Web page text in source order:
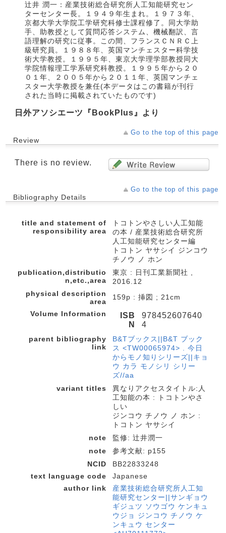
辻井 潤一：産業技術総合研究所人工知能研究セン
ターセンター長。１９４９年生まれ。１９７３年、
京都大学大学院工学研究科修士課程修了。同大学助
手、助教授として質問応答システム、機械翻訳、言
語理解の研究に従事。この間、フランスＣＮＲＣ上
級研究員。１９８８年、英国マンチェスター科学技
術大学教授。１９９５年、東京大学理学部教授同大
学院情報理工学系研究科教授。１９９５年から２０
０１年、２００５年から２０１１年、英国マンチェ
スター大学教授を兼任(本データはこの書籍が刊行
された当時に掲載されていたものです)
日外アソシエーツ『BookPlus』より
Go to the top of this page
Review
There is no review.
Go to the top of this page
Bibliography Details
title and statement of
responsibility area
トコトンやさしい人工知能
の本 / 産業技術総合研究所
人工知能研究センター編
トコトン ヤサシイ ジンコウ
チノウ ノ ホン
publication,distributio
n,etc.,area
東京 : 日刊工業新聞社 ,
2016.12
physical description
area
159p : 挿図 ; 21cm
Volume Information
ISB
N
978452607640
4
parent bibliography
link
B&Tブックス||B&T ブック
ス <TW00065974> . 今日
からモノ知りシリーズ||キョ
ウ カラ モノシリ シリー
ズ//aa
variant titles
異なりアクセスタイトル:人
工知能の本 : トコトンやさ
しい
ジンコウ チノウ ノ ホン :
トコトン ヤサシイ
note
監修: 辻井潤一
note
参考文献: p155
NCID
BB22833248
text language code
Japanese
author link
産業技術総合研究所人工知
能研究センター||サンギョウ
ギジュツ ソウゴウ ケンキュ
ウジョ ジンコウ チノウ ケ
ンキュウ センター